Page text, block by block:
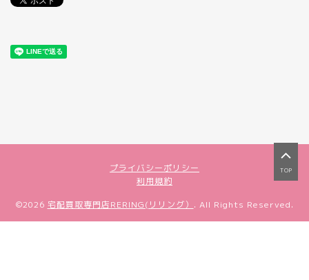
プライバシーポリシー
利用規約
TOP
©2026 宅配買取専門店RERING(リリング） . All Rights Reserved.